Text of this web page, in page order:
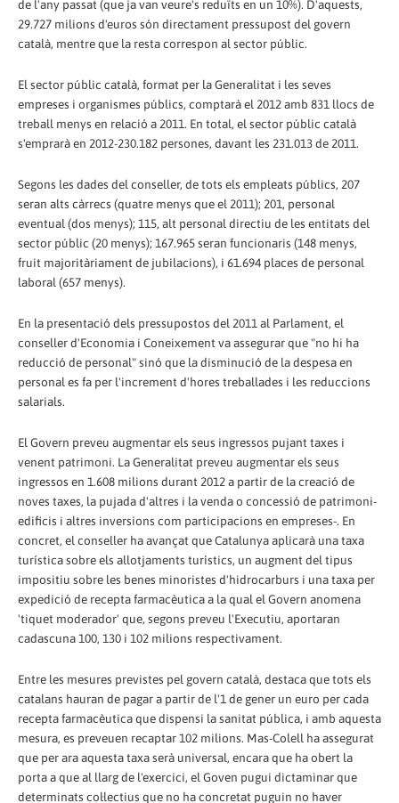
de l'any passat (que ja van veure's reduïts en un 10%). D'aquests,
29.727 milions d'euros són directament pressupost del govern
català, mentre que la resta correspon al sector públic.
El sector públic català, format per la Generalitat i les seves
empreses i organismes públics, comptarà el 2012 amb 831 llocs de
treball menys en relació a 2011. En total, el sector públic català
s'emprarà en 2012-230.182 persones, davant les 231.013 de 2011.
Segons les dades del conseller, de tots els empleats públics, 207
seran alts càrrecs (quatre menys que el 2011); 201, personal
eventual (dos menys); 115, alt personal directiu de les entitats del
sector públic (20 menys); 167.965 seran funcionaris (148 menys,
fruit majoritàriament de jubilacions), i 61.694 places de personal
laboral (657 menys).
En la presentació dels pressupostos del 2011 al Parlament, el
conseller d'Economia i Coneixement va assegurar que "no hi ha
reducció de personal" sinó que la disminució de la despesa en
personal es fa per l'increment d'hores treballades i les reduccions
salarials.
El Govern preveu augmentar els seus ingressos pujant taxes i
venent patrimoni. La Generalitat preveu augmentar els seus
ingressos en 1.608 milions durant 2012 a partir de la creació de
noves taxes, la pujada d'altres i la venda o concessió de patrimoni-
edificis i altres inversions com participacions en empreses-. En
concret, el conseller ha avançat que Catalunya aplicarà una taxa
turística sobre els allotjaments turístics, un augment del tipus
impositiu sobre les benes minoristes d'hidrocarburs i una taxa per
expedició de recepta farmacèutica a la qual el Govern anomena
'tiquet moderador' que, segons preveu l'Executiu, aportaran
cadascuna 100, 130 i 102 milions respectivament.
Entre les mesures previstes pel govern català, destaca que tots els
catalans hauran de pagar a partir de l'1 de gener un euro per cada
recepta farmacèutica que dispensi la sanitat pública, i amb aquesta
mesura, es preveuen recaptar 102 milions. Mas-Colell ha assegurat
que per ara aquesta taxa serà universal, encara que ha obert la
porta a que al llarg de l'exercici, el Goven pugui dictaminar que
determinats col·lectius que no ha concretat puguin no haver